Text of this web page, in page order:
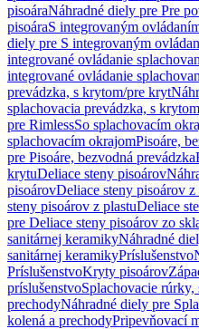
pisoáraNáhradné diely pre Pre
pisoáraS integrovaným
diely pre S integrovaným
integrované ovládanie
integrované ovládanie
prevádzka, s krytom/pre kryt
splachovacia prevádzka, s
pre RimlessSo splachovacím
splachovacím okrajomPisoáre,
pre Pisoáre, bezvodná prevádzka
krytuDeliace steny pisoárov
pisoárovDeliace steny pisoárov z
steny pisoárov z plastuDeliace
pre Deliace steny pisoárov zo
sanitárnej keramikyNáhradné
sanitárnej keramikyPríslušenstvo
PríslušenstvoKryty pisoárov
príslušenstvoSplachovacie rúrky,
prechodyNáhradné diely pre
kolená a prechodyPripevňovací